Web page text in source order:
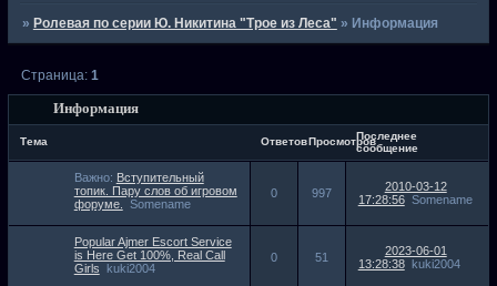
» Ролевая по серии Ю. Никитина "Трое из Леса" » Информация
Информация
Страница: 1
Тема ОтветовПросмотровПоследнее
сообщение
Важно: Вступительный
топик. Пару слов об игровом
форуме.
Somename
0 997
2010-03-12
17:28:56 Somename
Popular Ajmer Escort Service
is Here Get 100%, Real Call
Girls kuki2004
0 51
2023-06-01
13:28:38 kuki2004